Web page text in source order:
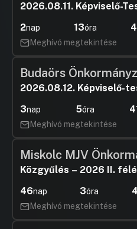
2026.08.11. Képviselő-
2nap 13óra
Meghívó megtekintése
Budaörs
2026.08.12. Képviselő-
3nap 5óra
Meghívó megtekintése
Miskolc MJV
Közgyűlés – 2026 II.
46nap 3óra
Meghívó megtekintése